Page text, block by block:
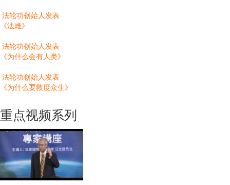
法轮功创始人发表
《法难》
法轮功创始人发表
《为什么会有人类》
法轮功创始人发表
《为什么要救度众生》
重点视频系列